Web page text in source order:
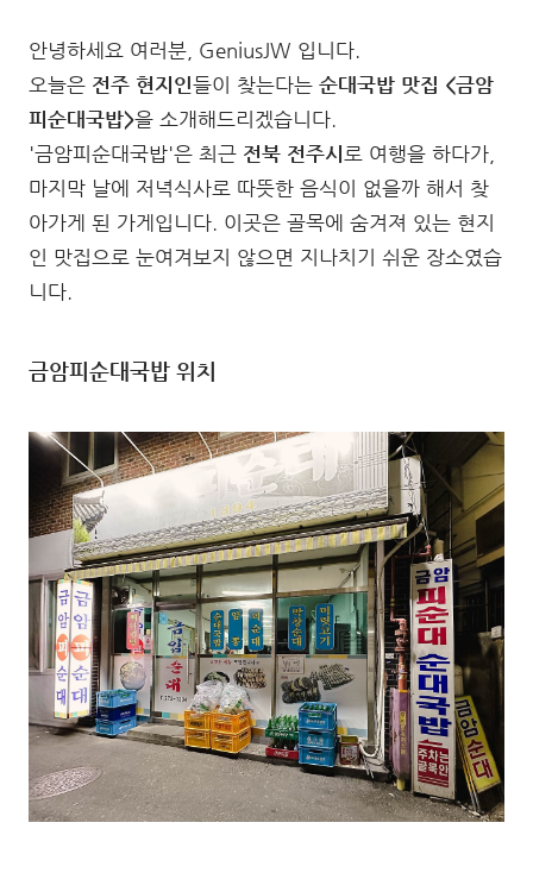
안녕하세요 여러분, GeniusJW 입니다.
오늘은 전주 현지인들이 찾는다는 순대국밥 맛집 <금암
피순대국밥>을 소개해드리겠습니다.
'금암피순대국밥'은 최근 전북 전주시 로 여행을 하다가,
마지막 날에 저녁식사로 따뜻한 음식이 없을까 해서 찾
아가게 된 가게입니다. 이곳은 골목에 숨겨져 있는 현지
인 맛집으로 눈여겨보지 않으면 지나치기 쉬운 장소였습
니다.
금암피순대국밥 위치